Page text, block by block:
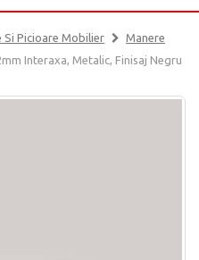
Si Picioare Mobilier
Manere
Interaxa, Metalic, Finisaj Negru